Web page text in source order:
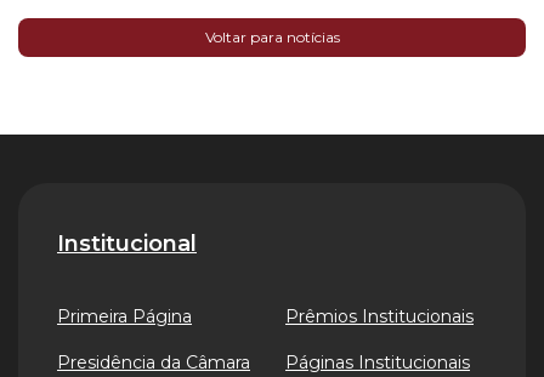
Voltar para notícias
Institucional
Primeira Página
Presidência da Câmara
Prêmios Institucionais
Páginas Institucionais